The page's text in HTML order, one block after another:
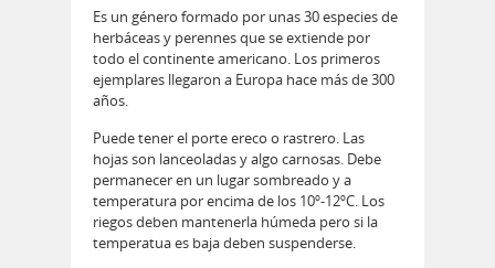
Es un género formado por unas 30 especies de
herbáceas y perennes que se extiende por
todo el continente americano. Los primeros
ejemplares llegaron a Europa hace más de 300
años.
Puede tener el porte ereco o rastrero. Las
hojas son lanceoladas y algo carnosas. Debe
permanecer en un lugar sombreado y a
temperatura por encima de los 10º-12ºC. Los
riegos deben mantenerla húmeda pero si la
temperatua es baja deben suspenderse.